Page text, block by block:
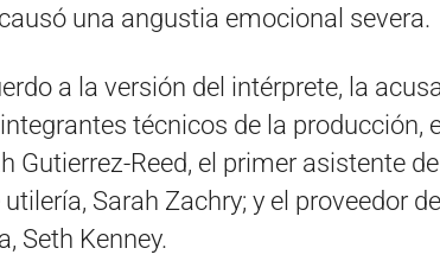
una angustia emocional severa.
a la versión del intérprete, la
técnicos de la producción,
Gutierrez-Reed, el primer asistente
utilería, Sarah Zachry; y el proveedor
Seth Kenney.